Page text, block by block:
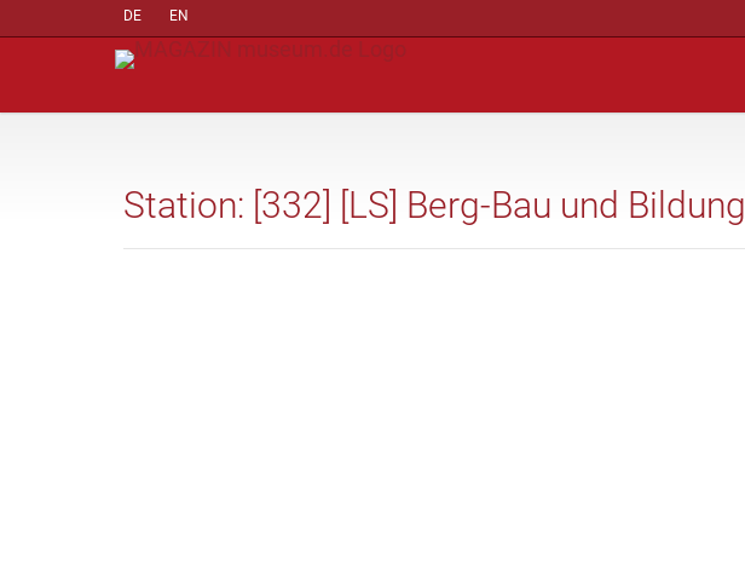
DE EN
Station: [332] [LS] Berg-Bau und Bildung